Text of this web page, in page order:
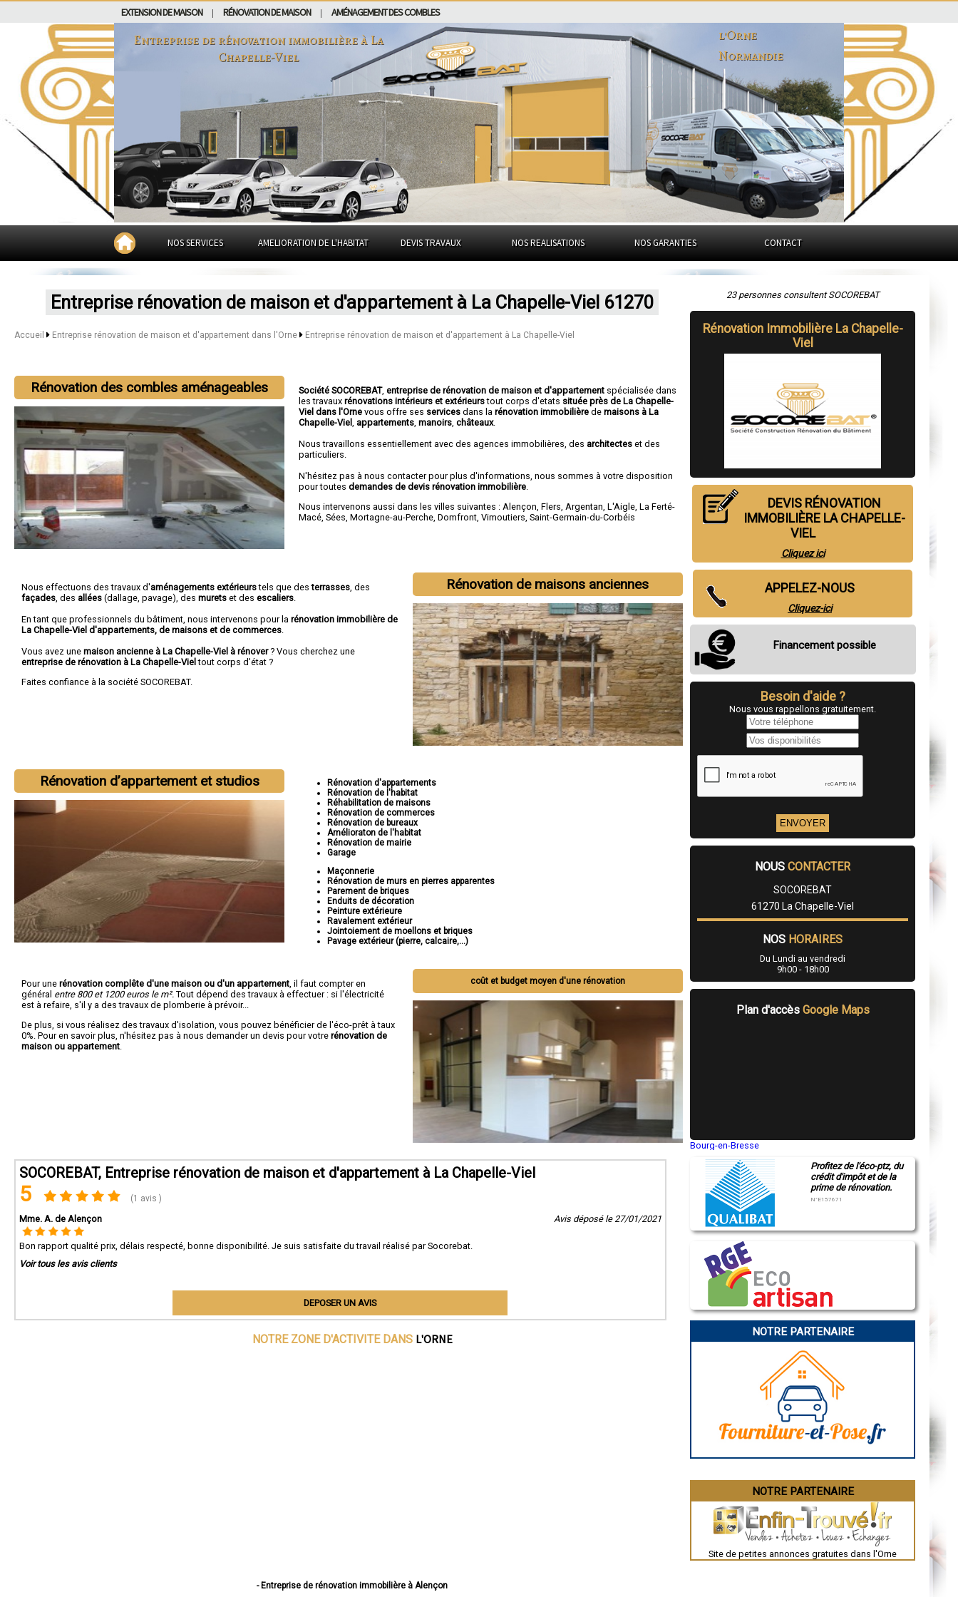
EXTENSION DE MAISON RÉNOVATION DE MAISON AMÉNAGEMENT DES COMBLES
Entreprise de rénovation immobilière àLa
Chapelle-Viel
l'Orne
Normandie
NOS SERVICES AMELIORATION DE L'HABITAT DEVIS TRAVAUX NOS REALISATIONS NOS GARANTIES CONTACT
Entreprise rénovation de maison et d'appartement à La Chapelle-Viel 61270
Accueil Entreprise rénovation de maison et d'appartement dans l'Orne Entreprise rénovation de maison et d'appartement à La Chapelle-Viel
Rénovation des combles aménageables Société SOCOREBAT,entreprise de rénovation de maison et d'appartement spécialisée dans
les travauxrénovations intérieurs et extérieurstout corps d'etats située près de La Chapelle-
Viel dans l'Ornevous offre ses services dans larénovation immobilière demaisons à La
Chapelle-Viel
appartements ,manoirs ,châteaux.
Nous travaillons essentiellement avec des agences immobilières, des architectes et des
particuliers.
N'hésitez pas à nous contacter pour plus d'informations, nous sommes à votre disposition
pour toutesdemandes de devis rénovation immobilière
Nous intervenons aussi dans les villes suivantes : Alençon ,Flers Argentan ,L'Aigle ,La Ferté-
Macé ,Sées ,Mortagne-au-Perche ,Domfront ,Vimoutiers ,Saint-Germain-du-Corbéis
Rénovation de maisons anciennes
Nous effectuons des travaux d'aménagements extérieurstels que desterrasses , des
façades , des allées (dallage, pavage), des murets et des escaliers
En tant que professionnels du bâtiment, nous intervenons pour la rénovation immobilière de
La Chapelle-Viel d'appartements, de maisons et de commerces
Vous avez une maison ancienne à La Chapelle-Viel à rénover? Vous cherchez une
entreprise de rénovation à La Chapelle-Vieltout corps d'état ?
Faites confiance à la société SOCOREBAT.
Rénovation d’appartement et studios
Rénovation d'appartements
Rénovation de l'habitat
Réhabilitation de maisons
Rénovation de commerces
Rénovation de bureaux
Amélioraton de l'habitat
Rénovation de mairie
Garage
Maçonnerie
Rénovation de murs en pierres apparentes
Parement de briques
Enduits de décoration
Peinture extérieure
Ravalement extérieur
Jointoiement de moellons et briques
Pavage extérieur (pierre, calcaire,...)
coût et budget moyen d'une rénovation
Pour une rénovation complête d'une maison ou d'un appartement , il faut compter en
général entre 800 et 1200 euros le m². Tout dépend des travaux à effectuer : si l'électricité
est à refaire, s'il y a des travaux de plomberie à prévoir...
De plus, si vous réalisez des travaux d'isolation, vous pouvez bénéficier de l'éco-prêt à taux
0%. Pour en savoir plus, n'hésitez pas à nous demander un devis pour votre rénovation de
maison ou appartement
SOCOREBAT, Entreprise rénovation de maison et d'appartement à La Chapelle-Viel
5 (1 avis )
Mme. A. de Alençon Avis déposé le 27/01/2021
Bon rapport qualité prix, délais respecté, bonne disponibilité. Je suis satisfaite du travail réalisé par Socorebat.
Voir tous les avis clients
DEPOSER UN AVIS
NOTRE ZONE D'ACTIVITE DANS L'ORNE
- Entreprise de rénovation immobilière à Alençon
23 personnes consultent SOCOREBAT
Rénovation Immobilière La Chapelle-
Viel
DEVIS RÉNOVATION
IMMOBILIÈRE LA CHAPELLE-
VIEL
Cliquez ici
APPELEZ-NOUS
Cliquez-ici
Financement possible
Besoin d'aide ?
Nous vous rappellons gratuitement.
NOUS CONTACTER
SOCOREBAT
61270 La Chapelle-Viel
NOS HORAIRES
Du Lundi au vendredi
9h00 - 18h00
Plan d'accès Google Maps
Bourg-en-Bresse
Montluçon
Manosque
Gap
Charleville-Mézières
Pamiers
Narbonne
Rodez
Marseille
Caen
Angoulême
La Rochelle
Brive-la-Gaillarde
Chartres
Toulouse
Châteauroux
Grenoble
Mont-de-Marsan
Blois
Profitez de l'éco-ptz, du
crédit d'impôt et de la
prime de rénovation.
N°E157671
NOTRE PARTENAIRE
NOTRE PARTENAIRE
Site de petites annonces gratuites dans l'Orne